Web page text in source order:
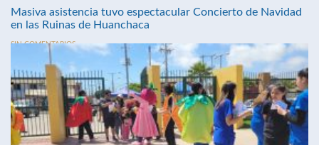
Masiva asistencia tuvo espectacular Concierto de Navidad
en las Ruinas de Huanchaca
SIN COMENTARIOS